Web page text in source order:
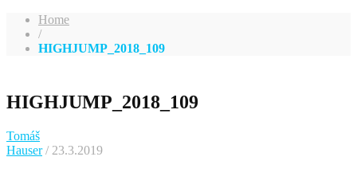
Home
/
HIGHJUMP_2018_109
HIGHJUMP_2018_109
Tomáš
Hauser/ 23.3.2019